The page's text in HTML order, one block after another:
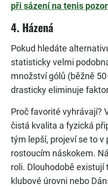
při sázení na tenis pozor
4. Házená
Pokud hledáte
statisticky velmi
množství gólů (běžně
drasticky eliminuje
Proč favorité vyhrávají?
čistá kvalita a fyzická
tým lepší, projeví se to v
rostoucím náskokem.
roli. Dlouhodobě existují
klubové úrovni nebo